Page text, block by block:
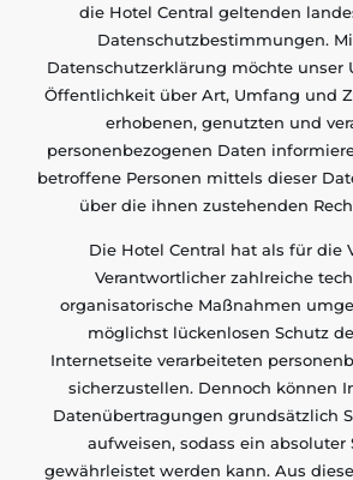
die Hotel Central geltenden
Datenschutzbestimmungen.
Datenschutzerklärung möchte unser
Öffentlichkeit über Art, Umfang und
erhobenen, genutzten und
personenbezogenen Daten
betroffene Personen mittels dieser
über die ihnen zustehenden
Die Hotel Central hat als für die
Verantwortlicher zahlreiche
organisatorische Maßnahmen
möglichst lückenlosen Schutz
Internetseite verarbeiteten
sicherzustellen. Dennoch können
Datenübertragungen grundsätzlich
aufweisen, sodass ein absoluter
gewährleistet werden kann. Aus